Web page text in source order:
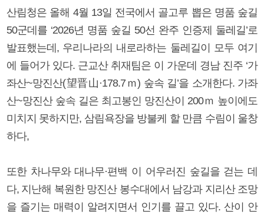
산림청은 올해 4월 13일 전국에서 골고루 뽑은 명품 숲길
50군데를 ‘2026년 명품 숲길 50선 완주 인증제 둘레길’로
발표했는데, 우리나라의 내로라하는 둘레길이 모두 여기
에 들어가 있다. 근교산 취재팀은 이 가운데 경남 진주 ‘가
좌산~망진산(望晋山·178.7ｍ) 숲속 길’을 소개한다. 가좌
산~망진산 숲속 길은 최고봉인 망진산이 200ｍ 높이에도
미치지 못하지만, 삼림욕장을 방불케 할 만큼 수림이 울창
하다,
또한 차나무와 대나무·편백 이 어우러진 숲길을 걷는 데
다, 지난해 복원한 망진산 봉수대에서 남강과 지리산 조망
을 즐기는 매력이 알려지면서 인기를 끌고 있다. 산이 안